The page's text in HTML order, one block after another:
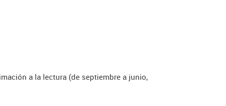
a la lectura (de septiembre a junio,